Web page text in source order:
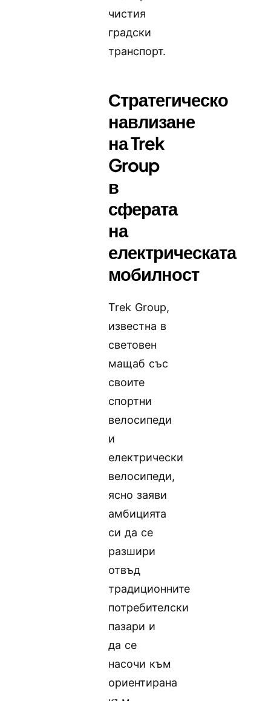
чистия
градски
транспорт.
Стратегическо
навлизане
на Trek
Group
в
сферата
на
електрическата
мобилност
Trek Group,
известна в
световен
мащаб със
своите
спортни
велосипеди
и
електрически
велосипеди,
ясно заяви
амбицията
си да се
разшири
отвъд
традиционните
потребителски
пазари и
да се
насочи към
ориентирана